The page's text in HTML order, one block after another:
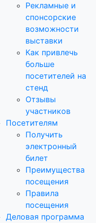
Рекламные и
спонсорские
возможности
выставки
Как привлечь
больше
посетителей на
стенд
Отзывы
участников
Посетителям
Получить
электронный
билет
Преимущества
посещения
Правила
посещения
Деловая программа